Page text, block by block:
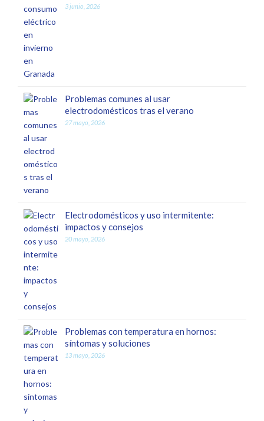
3 junio, 2026
Problemas comunes al usar
electrodomésticos tras el verano
27 mayo, 2026
Electrodomésticos y uso intermitente:
impactos y consejos
20 mayo, 2026
Problemas con temperatura en hornos:
síntomas y soluciones
13 mayo, 2026